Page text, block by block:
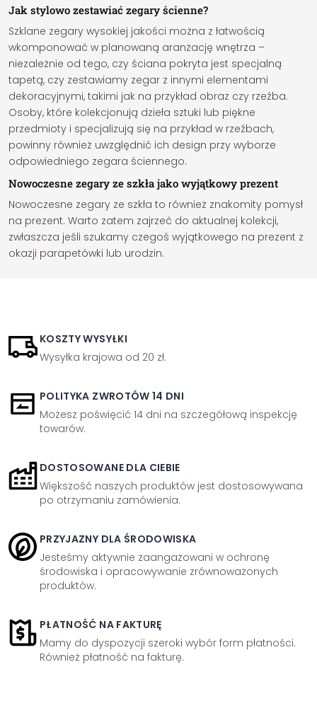
Jak stylowo zestawiać zegary ścienne?
Szklane zegary wysokiej jakości można z łatwością
wkomponować w planowaną aranżację wnętrza –
niezależnie od tego, czy ściana pokryta jest specjalną
tapetą, czy zestawiamy zegar z innymi elementami
dekoracyjnymi, takimi jak na przykład obraz czy rzeźba.
Osoby, które kolekcjonują dzieła sztuki lub piękne
przedmioty i specjalizują się na przykład w rzeźbach,
powinny również uwzględnić ich design przy wyborze
odpowiedniego zegara ściennego.
Nowoczesne zegary ze szkła jako wyjątkowy prezent
Nowoczesne zegary ze szkła to również znakomity pomysł
na prezent. Warto zatem zajrzeć do aktualnej kolekcji,
zwłaszcza jeśli szukamy czegoś wyjątkowego na prezent z
okazji parapetówki lub urodzin.
KOSZTY WYSYŁKI
Wysyłka krajowa od 20 zł.
POLITYKA ZWROTÓW 14 DNI
Możesz poświęcić 14 dni na szczegółową inspekcję
towarów.
DOSTOSOWANE DLA CIEBIE
Większość naszych produktów jest dostosowywana
po otrzymaniu zamówienia.
PRZYJAZNY DLA ŚRODOWISKA
Jesteśmy aktywnie zaangażowani w ochronę
środowiska i opracowywanie zrównoważonych
produktów.
PŁATNOŚĆ NA FAKTURĘ
Mamy do dyspozycji szeroki wybór form płatności.
Również płatność na fakturę.